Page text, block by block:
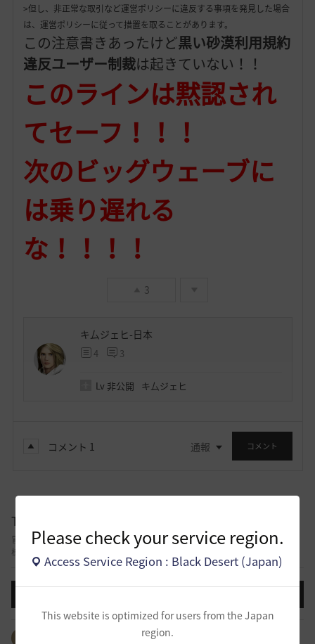
Please check your service region.
Access Service Region : Black Desert (Japan)
This website is optimized for users from the Japan
region.
>但し、非正常な取引など運営ポリシーに違反する事項を発見した場合
は、運営ポリシーに従って措置を取ることがあります。
この注意書きあったけど黒い砂漠利用規約
違反ユーザー制裁は起きていない！！
このラインは黙認され
てセーフ！！！
次のビッグウェーブに
は乗り遅れる
な！！！！
3
キ厶ジェヒ-日本
4 3
Lv 非公開 キ厶ジェヒ
コメント 1 通報 コメント
TIP&攻略
冒険しながら積み上げてきた自分だけのノウハウ、攻略、コツを他の冒険者
様と共有できる掲示板です。
#PvP